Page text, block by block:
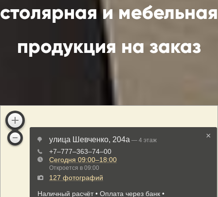
столярная и мебельная
продукция на заказ